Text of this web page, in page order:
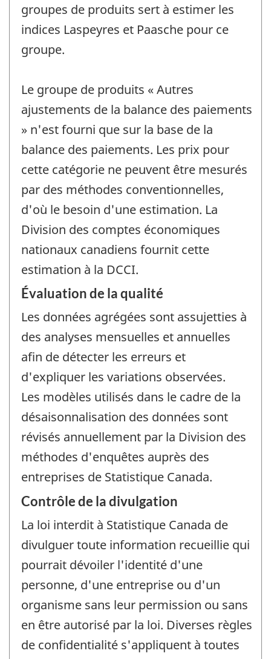
groupes de produits sert à estimer les
indices Laspeyres et Paasche pour ce
groupe.
Le groupe de produits « Autres
ajustements de la balance des paiements
» n'est fourni que sur la base de la
balance des paiements. Les prix pour
cette catégorie ne peuvent être mesurés
par des méthodes conventionnelles,
d'où le besoin d'une estimation. La
Division des comptes économiques
nationaux canadiens fournit cette
estimation à la DCCI.
Évaluation de la qualité
Les données agrégées sont assujetties à
des analyses mensuelles et annuelles
afin de détecter les erreurs et
d'expliquer les variations observées.
Les modèles utilisés dans le cadre de la
désaisonnalisation des données sont
révisés annuellement par la Division des
méthodes d'enquêtes auprès des
entreprises de Statistique Canada.
Contrôle de la divulgation
La loi interdit à Statistique Canada de
divulguer toute information recueillie qui
pourrait dévoiler l'identité d'une
personne, d'une entreprise ou d'un
organisme sans leur permission ou sans
en être autorisé par la loi. Diverses règles
de confidentialité s'appliquent à toutes